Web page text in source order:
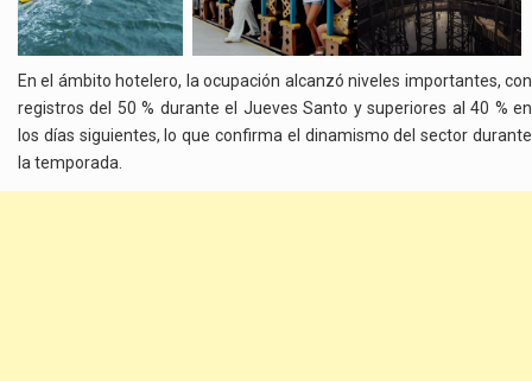
En el ámbito hotelero, la ocupación alcanzó niveles importantes, con
registros del 50 % durante el Jueves Santo y superiores al 40 % en
los días siguientes, lo que confirma el dinamismo del sector durante
la temporada.